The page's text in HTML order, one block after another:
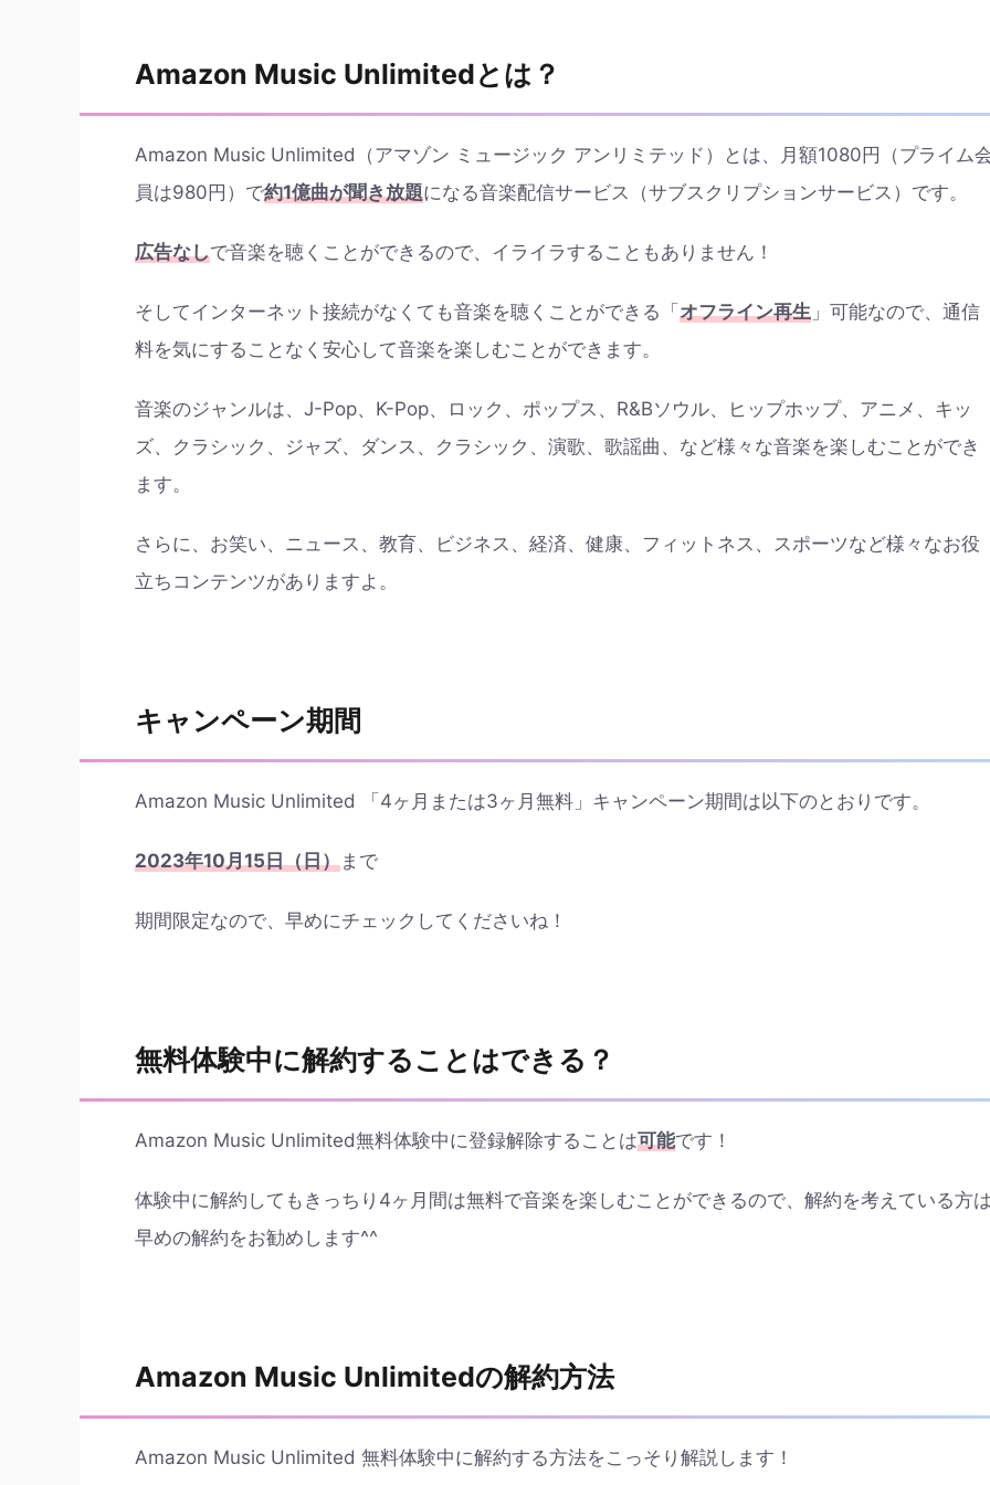
Amazon Music Unlimitedとは？
Amazon Music Unlimited（アマゾン ミュージック アンリミテッド）とは、月額1080円（プライム
員は980円）で約1億曲が聞き放題になる音楽配信サービス（サブスクリプションサービス）です。
広告なしで音楽を聴くことができるので、イライラすることもありません！
そしてインターネット接続がなくても音楽を聴くことができる「オフライン再生 」可能なので、通信
料を気にすることなく安心して音楽を楽しむことができます。
音楽のジャンルは、J-Pop、K-Pop、ロック、ポップス、R&Bソウル、ヒップホップ、アニメ、キッ
ズ、クラシック、ジャズ、ダンス、クラシック、演歌、歌謡曲、など様々な音楽を楽しむことができ
ます。
さらに、お笑い、ニュース、教育、ビジネス、経済、健康、フィットネス、スポーツなど様々なお役
立ちコンテンツがありますよ。
キャンペーン期間
Amazon Music Unlimited 「4ヶ月または3ヶ月無料」キャンペーン期間は以下のとおりです。
2023年10月15日（日） まで
期間限定なので、早めにチェックしてくださいね！
無料体験中に解約することはできる？
Amazon Music Unlimited無料体験中に登録解除することは可能です！
体験中に解約してもきっちり4ヶ月間は無料で音楽を楽しむことができるので、解約を考えている方
早めの解約をお勧めします^^
Amazon Music Unlimitedの解約方法
Amazon Music Unlimited 無料体験中に解約する方法をこっそり解説します！